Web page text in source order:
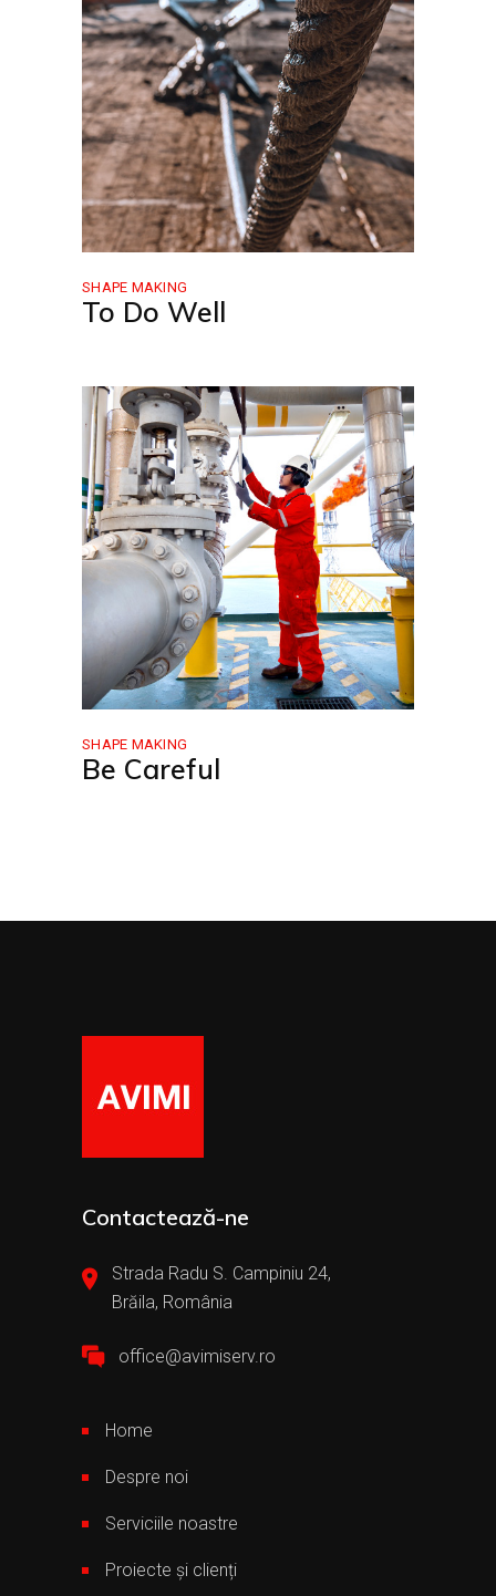
SHAPE MAKING
To Do Well
SHAPE MAKING
Be Careful
Contactează-ne
Strada Radu S. Campiniu 24,
Brăila, România
office@avimiserv.ro
Home
Despre noi
Serviciile noastre
Proiecte și clienți